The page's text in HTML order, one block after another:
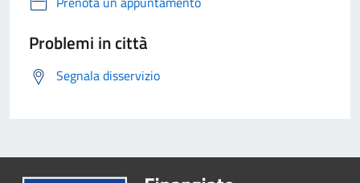
Problemi in città
Segnala disservizio